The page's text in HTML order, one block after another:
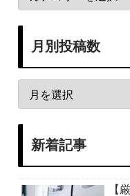
月別投稿数
新着記事
【